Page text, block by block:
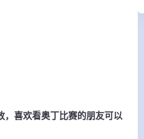
，喜欢看奥丁比赛的朋友可以